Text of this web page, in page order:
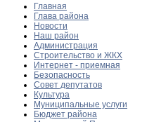
Главная
Глава района
Новости
Наш район
Администрация
Строительство и ЖКХ
Интернет - приемная
Безопасность
Совет депутатов
Культура
Муниципальные услуги
Бюджет района